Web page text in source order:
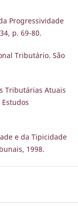
Progressividade
p. 69-80.
Tributário. São
Tributárias Atuais
e da Tipicidade
1998.